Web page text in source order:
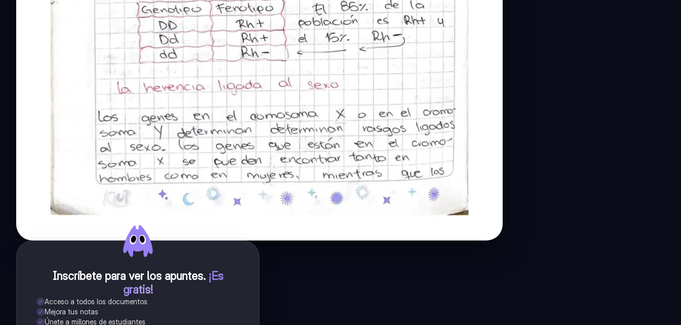
Inscríbete para ver los apuntes. ¡Es
gratis!
Acceso a todos los documentos
Mejora tus notas
Únete a millones de estudiantes